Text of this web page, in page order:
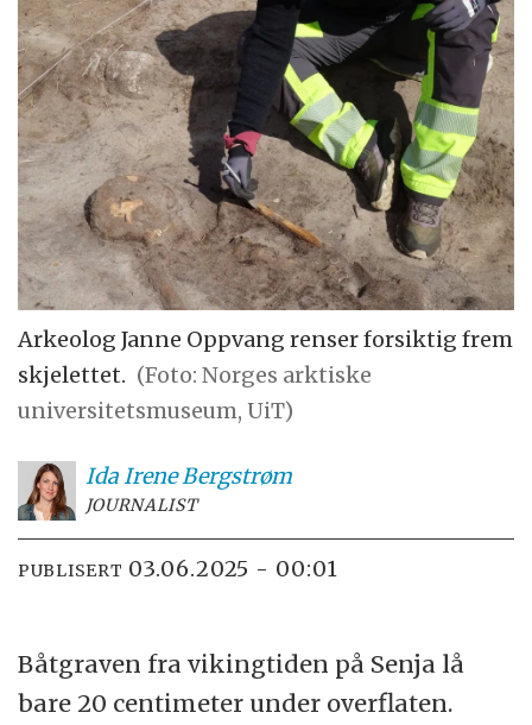
Arkeolog Janne Oppvang renser forsiktig frem
skjelettet. (Foto: Norges arktiske
universitetsmuseum, UiT)
Ida IreneBergstrøm
JOURNALIST
PUBLISERT 03.06.2025 - 00:01
Båtgraven fra vikingtiden på Senja lå
bare 20 centimeter under overflaten.